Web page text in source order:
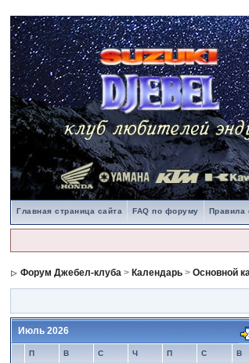
Главная страница сайта FAQ по форуму Правила
Форум Джебел-клуба > Календарь >Основной
Июль 2026
П В С Ч П С В